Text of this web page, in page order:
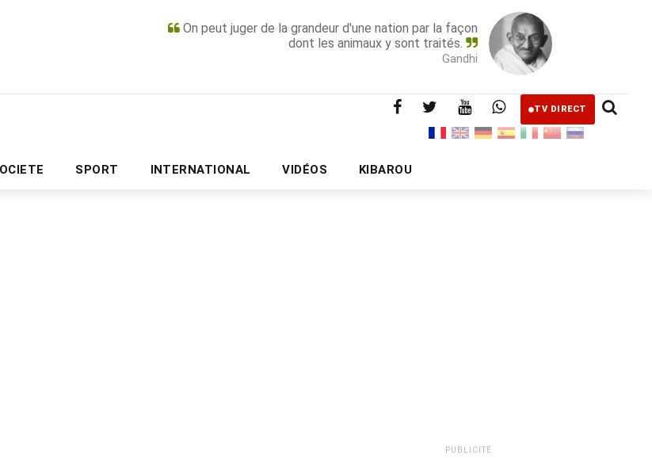
On peut juger de la grandeur d'une nation par la façon
dont les animaux y sont traités.
Gandhi
TV DIRECT
SPORT INTERNATIONAL VIDÉOS KIBAROU
PUBLICITÉ
PUBLICITÉ